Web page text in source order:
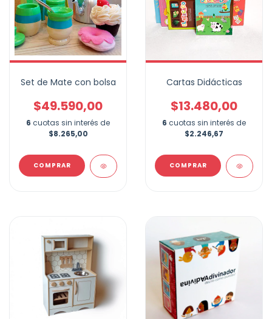
Set de Mate con bolsa
$49.590,00
6 cuotas sin interés de
$8.265,00
COMPRAR
Cartas Didácticas
$13.480,00
6 cuotas sin interés de
$2.246,67
COMPRAR